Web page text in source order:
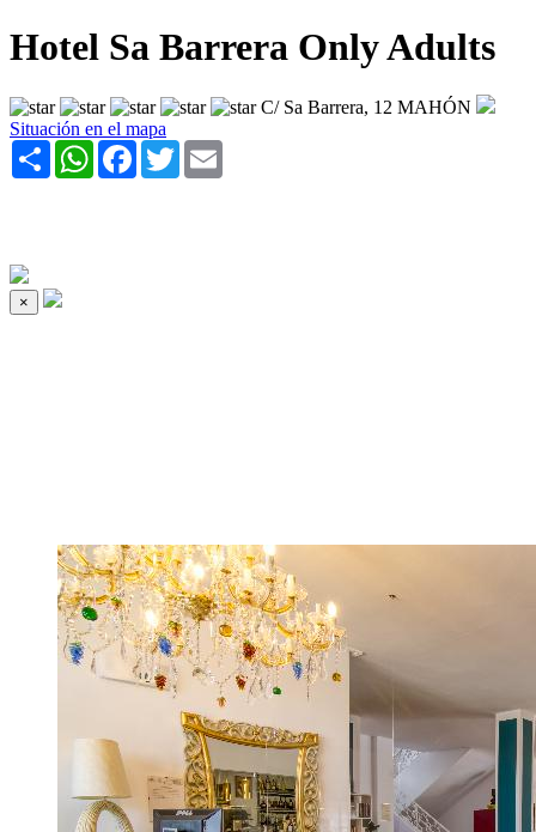
Hotel Sa Barrera Only Adults
C/ Sa Barrera, 12 MAHÓN
Situación en el mapa
Share WhatsAppFacebook
Twitter
×